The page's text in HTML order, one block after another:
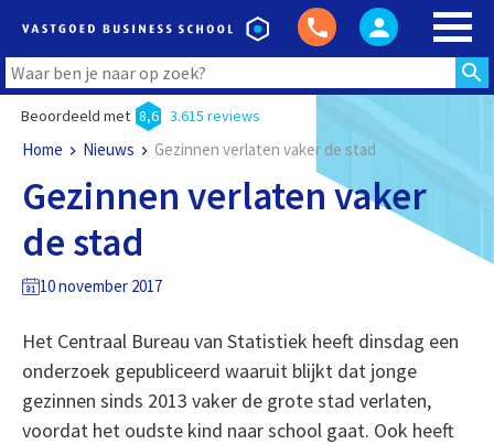
Beoordeeld met 8,6 3.615 reviews
Home Nieuws Gezinnen verlaten vaker de stad
Gezinnen verlaten vaker
de stad
10 november 2017
Het Centraal Bureau van Statistiek heeft dinsdag een
onderzoek gepubliceerd waaruit blijkt dat jonge
gezinnen sinds 2013 vaker de grote stad verlaten,
voordat het oudste kind naar school gaat. Ook heeft